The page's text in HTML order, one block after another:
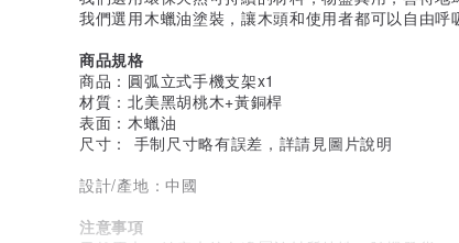
我們選用木蠟油塗裝，讓木頭和使用者都可以自由呼
商品規格
商品：圓弧立式手機支架x1
材質：北美黑胡桃木+黃銅桿
表面：木蠟油
尺寸： 手制尺寸略有誤差，詳請見圖片說明
設計/產地：中國
注意事項